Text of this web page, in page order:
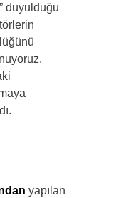
duyulduğu
yapılan